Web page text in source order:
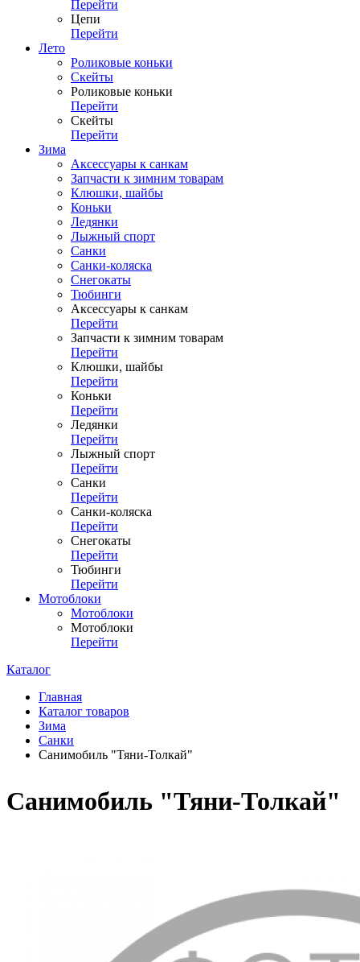
Перейти
Цепи
Перейти
Лето
Роликовые коньки
Скейты
Роликовые коньки
Перейти
Скейты
Перейти
Зима
Аксессуары к санкам
Запчасти к зимним товарам
Клюшки, шайбы
Коньки
Ледянки
Лыжный спорт
Санки
Санки-коляска
Снегокаты
Тюбинги
Аксессуары к санкам
Перейти
Запчасти к зимним товарам
Перейти
Клюшки, шайбы
Перейти
Коньки
Перейти
Ледянки
Перейти
Лыжный спорт
Перейти
Санки
Перейти
Санки-коляска
Перейти
Снегокаты
Перейти
Тюбинги
Перейти
Мотоблоки
Мотоблоки
Мотоблоки
Перейти
Каталог
Главная
Каталог товаров
Зима
Санки
Санимобиль "Тяни-Толкай"
Санимобиль "Тяни-Толкай"